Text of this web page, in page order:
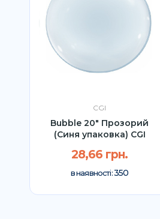
CGI
Bubble 20" Прозорий
(Синя упаковка) CGI
28,66 грн.
в наявності:350